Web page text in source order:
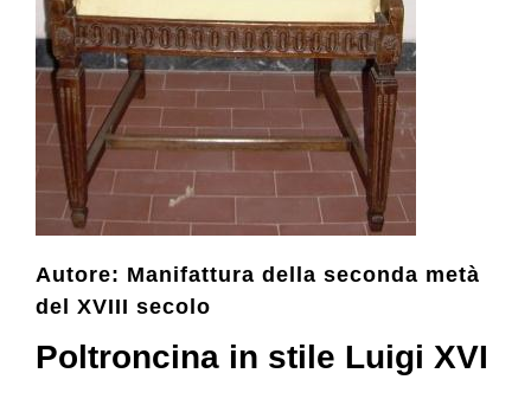
Collezione
Contatti e biglietti
Accessibilità
Dona
Autore: Manifattura della seconda metà
del XVIII secolo
Poltroncina in stile Luigi XVI